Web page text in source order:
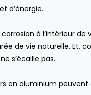
d’énergie.
corrosion à l’intérieur
de vie naturelle. Et,
s’écaille pas.
en aluminium